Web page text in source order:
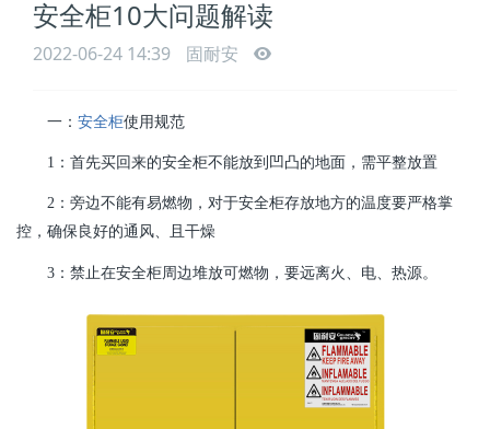
联系电话：
15861570275
安全柜10大问题解读
2022-06-24 14:39 固耐安
一： 安全柜使用规范
1：首先买回来的安全柜不能放到凹凸的地面，需平整放置
2：旁边不能有易燃物，对于安全柜存放地方的温度要严格掌
控，确保良好的通风、且干燥
3：禁止在安全柜周边堆放可燃物，要远离火、电、热源。